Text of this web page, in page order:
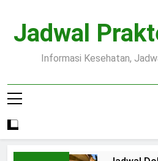
content
Jadwal
Informasi Kesehatan,